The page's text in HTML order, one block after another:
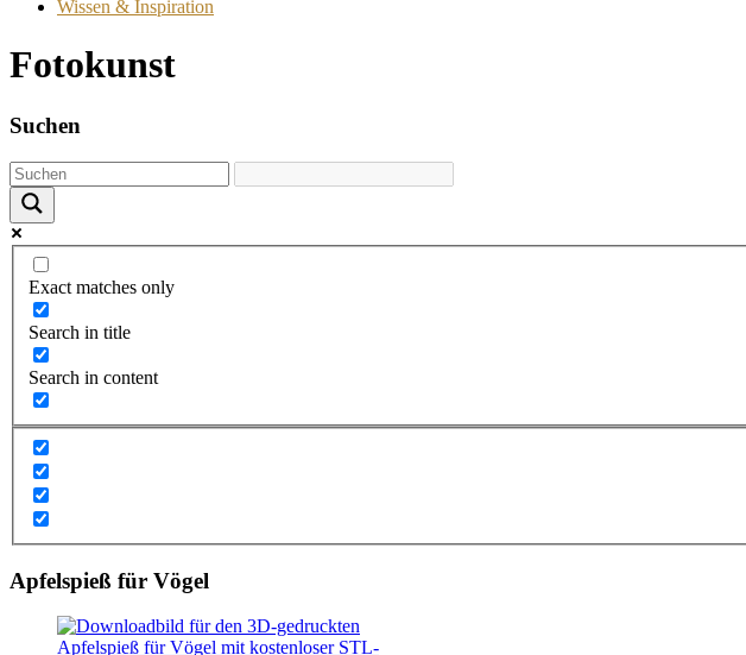
Wissen & Inspiration
Fotokunst
Suchen
Exact matches only
Search in title
Search in content
Apfelspieß für Vögel